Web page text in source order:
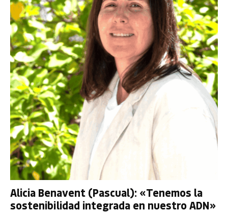
Alicia Benavent (Pascual): «Tenemos la
sostenibilidad integrada en nuestro ADN»